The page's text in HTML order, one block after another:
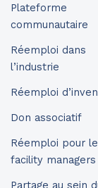
Plateforme
communautaire
Réemploi dans
l’industrie
Réemploi
Don associatif
Réemploi pour
facility managers
Partage au sein